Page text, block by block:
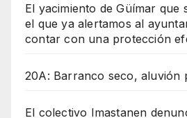
El yacimiento de Güímar
el que ya alertamos al
contar con una protección
20A: Barranco seco, aluvión
El colectivo Imastanen